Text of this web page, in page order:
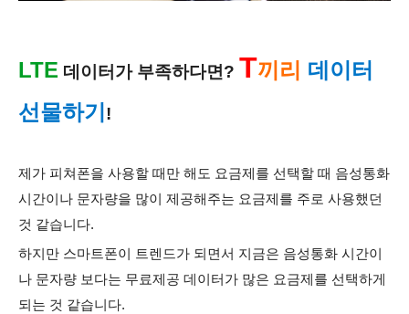
LTE 데이터가 부족하다면? T끼리 데이터
선물하기 !
제가 피쳐폰을 사용할 때만 해도 요금제를 선택할 때 음성통화
시간이나 문자량을 많이 제공해주는 요금제를 주로 사용했던
것 같습니다.
하지만 스마트폰이 트렌드가 되면서 지금은 음성통화 시간이
나 문자량 보다는 무료제공 데이터가 많은 요금제를 선택하게
되는 것 같습니다.